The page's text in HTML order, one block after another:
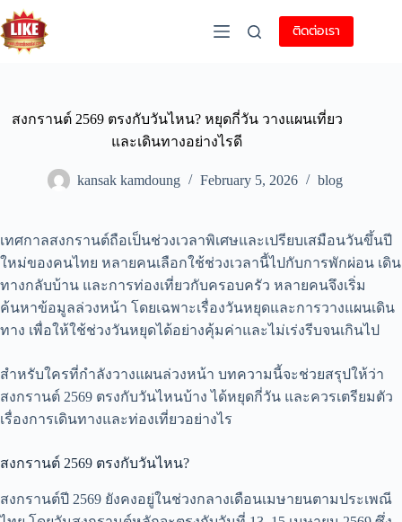
ติดต่อเรา
สงกรานต์ 2569 ตรงกับวันไหน? หยุดกี่วัน วางแผนเที่ยว
และเดินทางอย่างไรดี
kansak kamdoung February 5, 2026 blog
เทศกาลสงกรานต์ถือเป็นช่วงเวลาพิเศษและเปรียบเสมือนวันขึ้นปี
ใหม่ของคนไทย หลายคนเลือกใช้ช่วงเวลานี้ไปกับการพักผ่อน เดิน
ทางกลับบ้าน และการท่องเที่ยวกับครอบครัว หลายคนจึงเริ่ม
ค้นหาข้อมูลล่วงหน้า โดยเฉพาะเรื่องวันหยุดและการวางแผนเดิน
ทาง เพื่อให้ใช้ช่วงวันหยุดได้อย่างคุ้มค่าและไม่เร่งรีบจนเกินไป
สำหรับใครที่กำลังวางแผนล่วงหน้า บทความนี้จะช่วยสรุปให้ว่า
สงกรานต์ 2569 ตรงกับวันไหนบ้าง ได้หยุดกี่วัน และควรเตรียมตัว
เรื่องการเดินทางและท่องเที่ยวอย่างไร
สงกรานต์ 2569 ตรงกับวันไหน?
สงกรานต์ปี 2569 ยังคงอยู่ในช่วงกลางเดือนเมษายนตามประเพณี